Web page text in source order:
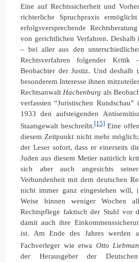
Eine auf Rechtssicherheit und
richterliche Spruchpraxis
erfolgsversprechende
von gerichtlichen Verfahren. Deshalb
– bei aller aus den
Rechtsverfahren folgender
Beobachter der Justiz. Und
besonderem Interesse ihnen
Rechtsanwalt Hachenburg als
verfassten “Juristischen
1933 den aufsteigenden
Staatsgewalt beschreibt.[15]Eine
diesem Zeitpunkt nicht mehr
der Leser sofort, dass er einerseits
Juden aus diesem Metier natürlich
sich aber auch angesichts seiner
Verbundenheit mit dem deutschen
nicht immer ganz eingestehen will,
Weise binnen weniger Wochen
Rechtspflege faktisch der Stuhl vor
damit auch ihre
ist. Am Ende des Jahres werden
Fachverleger wie etwa Otto
der Herausgeber der Deutschen